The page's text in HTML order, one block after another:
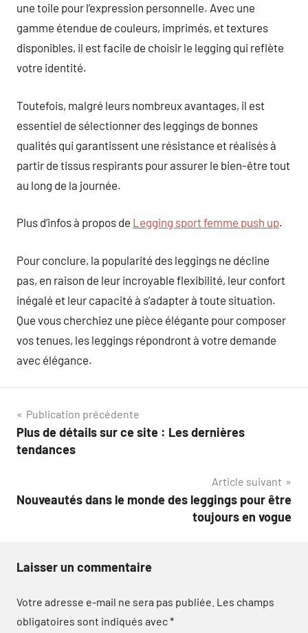
une toile pour l’expression personnelle. Avec une
gamme étendue de couleurs, imprimés, et textures
disponibles, il est facile de choisir le legging qui reflète
votre identité.
Toutefois, malgré leurs nombreux avantages, il est
essentiel de sélectionner des leggings de bonnes
qualités qui garantissent une résistance et réalisés à
partir de tissus respirants pour assurer le bien-être tout
au long de la journée.
Plus d’infos à propos de Legging sport femme push up.
Pour conclure, la popularité des leggings ne décline
pas, en raison de leur incroyable flexibilité, leur confort
inégalé et leur capacité à s’adapter à toute situation.
Que vous cherchiez une pièce élégante pour composer
vos tenues, les leggings répondront à votre demande
avec élégance.
Navigation
de
Publication précédente
Plus de détails sur ce site : Les dernières
tendances
Article suivant
Nouveautés dans le monde des leggings pour être
toujours en vogue
Laisser un commentaire
Votre adresse e-mail ne sera pas publiée. Les champs
obligatoires sont indiqués avec*